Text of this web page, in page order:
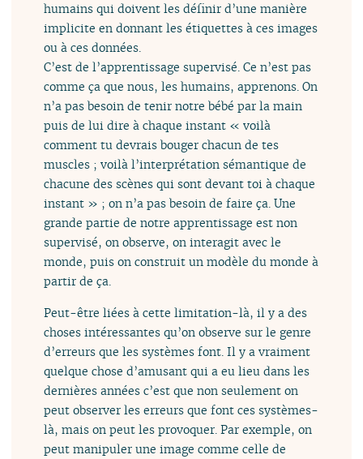
humains qui doivent les définir d’une manière
implicite en donnant les étiquettes à ces images
ou à ces données.
C’est de l’apprentissage supervisé. Ce n’est pas
comme ça que nous, les humains, apprenons. On
n’a pas besoin de tenir notre bébé par la main
puis de lui dire à chaque instant « voilà
comment tu devrais bouger chacun de tes
muscles ; voilà l’interprétation sémantique de
chacune des scènes qui sont devant toi à chaque
instant » ; on n’a pas besoin de faire ça. Une
grande partie de notre apprentissage est non
supervisé, on observe, on interagit avec le
monde, puis on construit un modèle du monde à
partir de ça.
Peut-être liées à cette limitation-là, il y a des
choses intéressantes qu’on observe sur le genre
d’erreurs que les systèmes font. Il y a vraiment
quelque chose d’amusant qui a eu lieu dans les
dernières années c’est que non seulement on
peut observer les erreurs que font ces systèmes-
là, mais on peut les provoquer. Par exemple, on
peut manipuler une image comme celle de